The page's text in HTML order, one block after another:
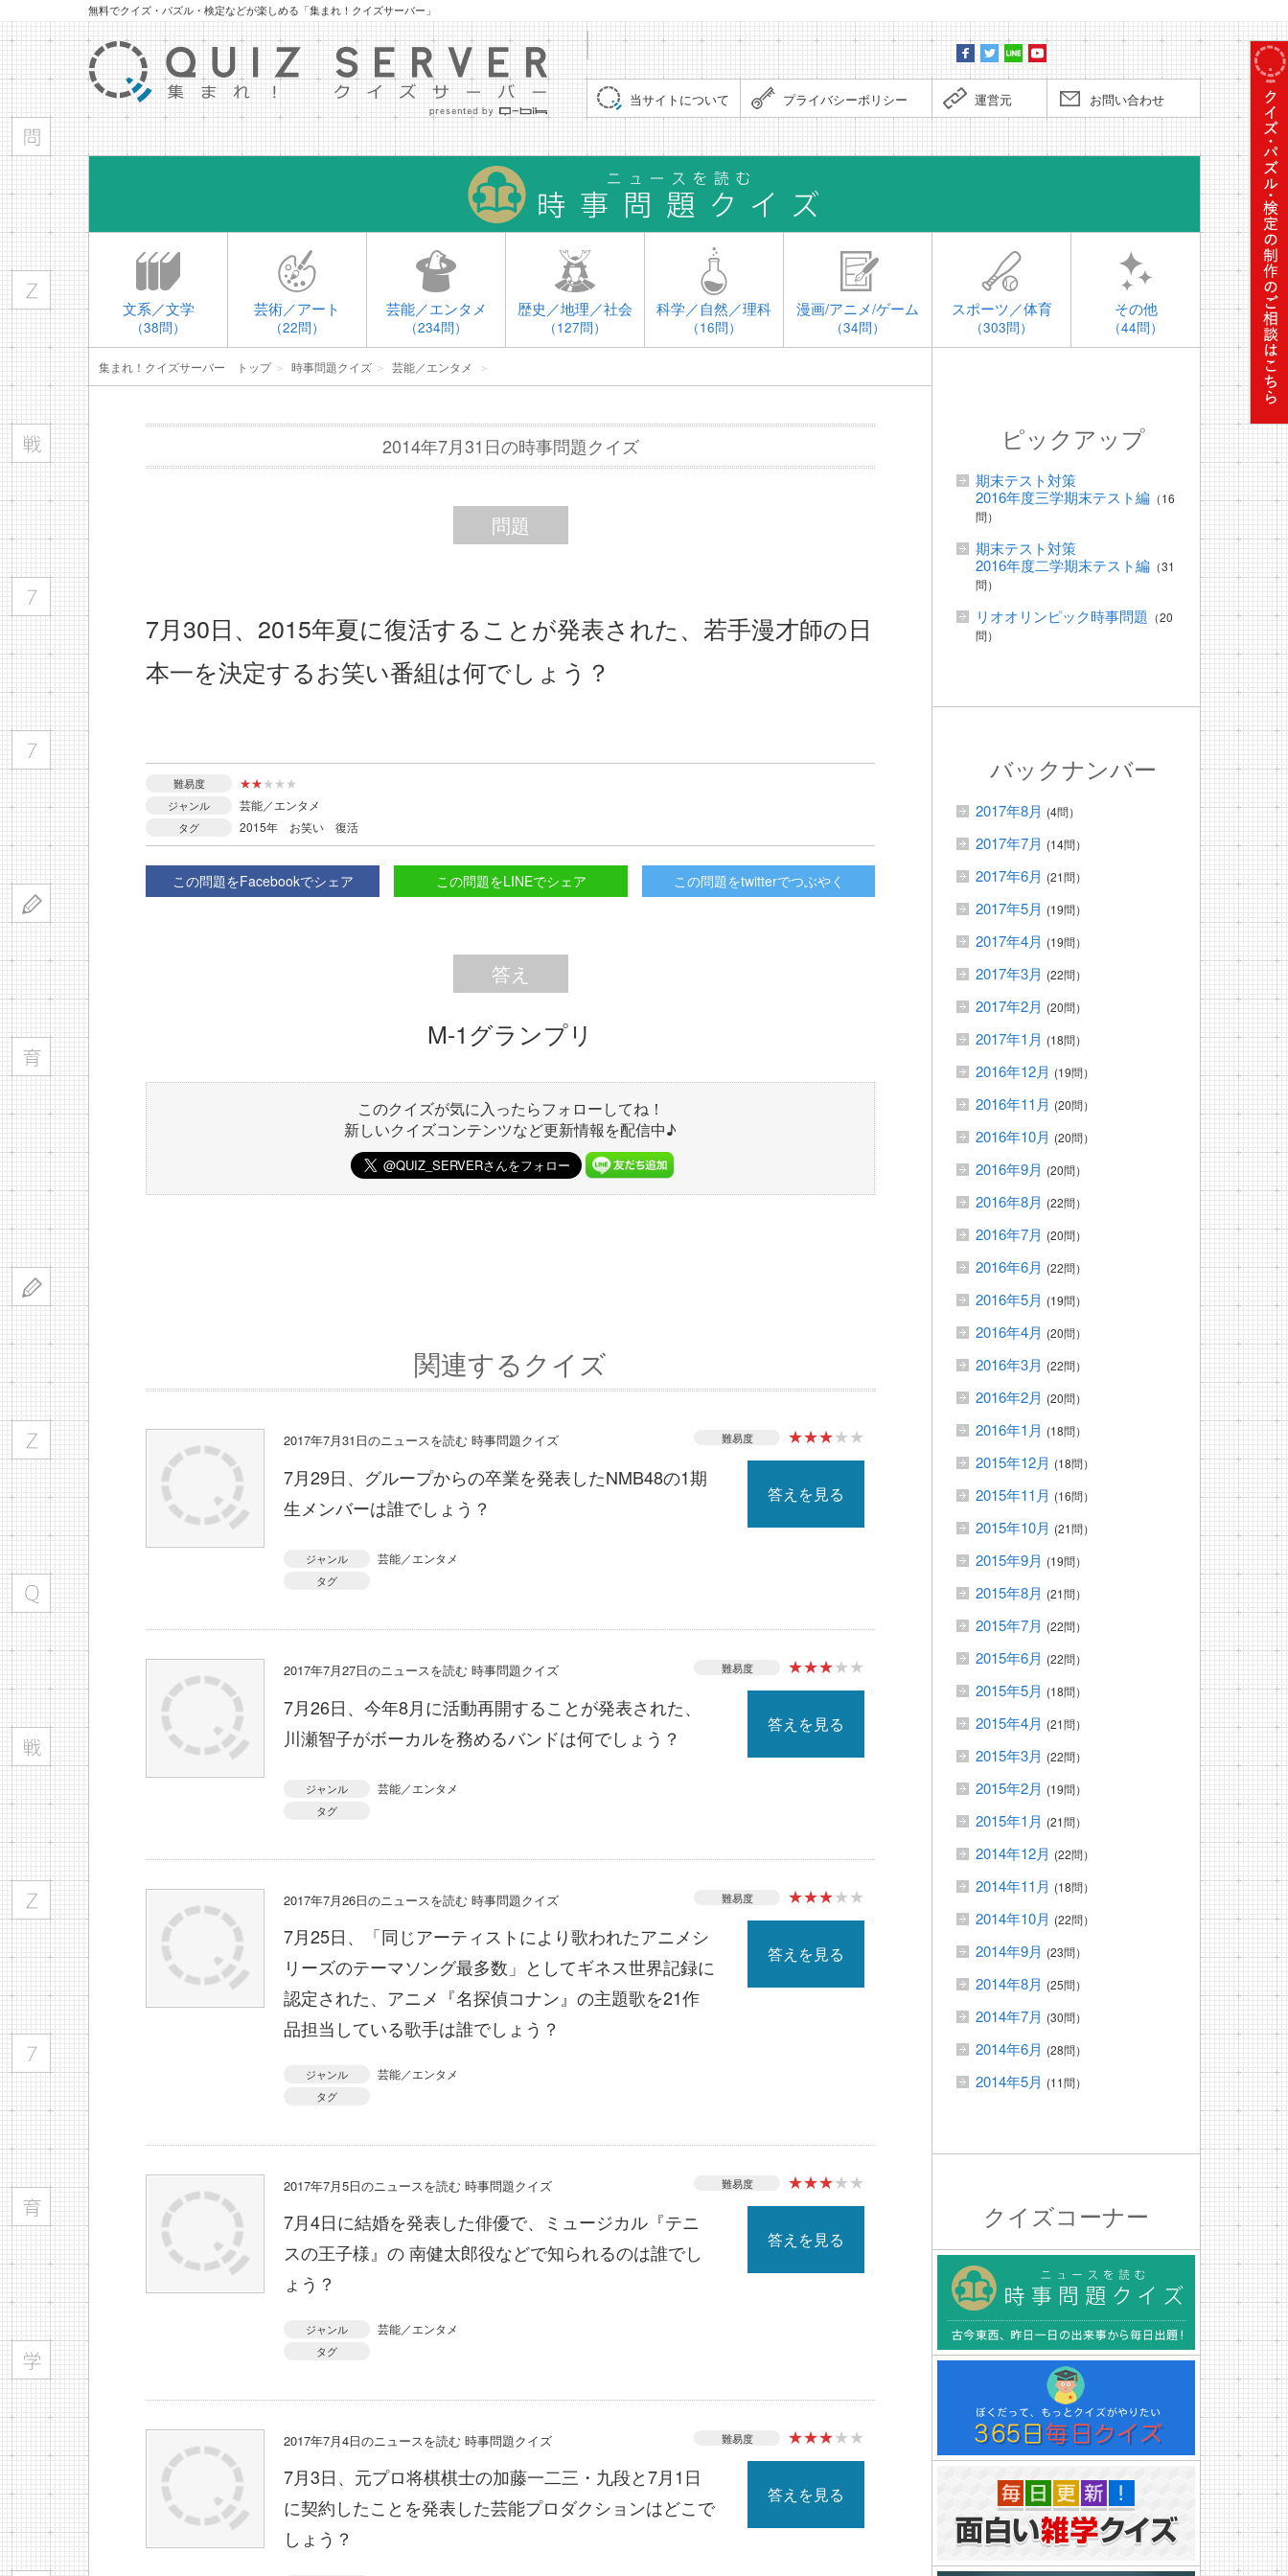
無料でクイズ・パズル・検定などが楽しめる「集まれ！クイズサーバー」
当サイトについて プライバシーポリシー 運営元 お問い合わせ
時事問
文系／文学
（38問）
芸術／アート
（22問）
芸能／エンタメ
（234問）
歴史／地理／社会
（127問）
科学／自然／理科
（16問）
漫画/アニメ/ゲーム
（34問）
スポーツ／体育
（303問）
その他
（44問）
集まれ！クイズサーバー トップ＞ 時事問題クイズ ＞ 芸能／エンタメ ＞
2014年7月31日の時事問題クイズ
問題
7月30日、2015年夏に復活することが発表された、若手漫才師の日
本一を決定するお笑い番組は何でしょう？
難易度 ★★★ ★ ★
ジャンル 芸能／エンタメ
タグ 2015年 お笑い 復活
この問題をFacebookでシェア この問題をLINEでシェア この問題をtwitterでつぶやく
答え
M-1グランプリ
このクイズが気に入ったらフォローしてね！
新しいクイズコンテンツなど更新情報を配信中♪
関連するクイズ
2017年7月31日のニュースを読む 時事問題クイズ 難易度 ★★★★★
7月29日、グループからの卒業を発表したNMB48の1期
生メンバーは誰でしょう？
答えを見る
ジャンル 芸能／エンタメ
タグ
2017年7月27日のニュースを読む 時事問題クイズ 難易度 ★★★★★
7月26日、今年8月に活動再開することが発表された、
川瀬智子がボーカルを務めるバンドは何でしょう？
答えを見る
ジャンル 芸能／エンタメ
タグ
2017年7月26日のニュースを読む 時事問題クイズ 難易度 ★★★★★
7月25日、「同じアーティストにより歌われたアニメシ
リーズのテーマソング最多数」としてギネス世界記録に
認定された、アニメ『名探偵コナン』の主題歌を21作
品担当している歌手は誰でしょう？
答えを見る
ジャンル 芸能／エンタメ
タグ
2017年7月5日のニュースを読む 時事問題クイズ 難易度 ★★★★★
7月4日に結婚を発表した俳優で、ミュージカル『テニ
スの王子様』の 南健太郎役などで知られるのは誰でし
ょう？
答えを見る
ジャンル 芸能／エンタメ
タグ
2017年7月4日のニュースを読む 時事問題クイズ 難易度 ★★★★★
7月3日、元プロ将棋棋士の加藤一二三・九段と7月1日
に契約したことを発表した芸能プロダクションはどこで
しょう？
答えを見る
ピックアップ
期末テスト対策
2016年度三学期末テスト編 （16
問）
期末テスト対策
2016年度二学期末テスト編 （31
問）
リオオリンピック時事問題 （20
問）
バックナンバー
2017年8月 (4問）
2017年7月 (14問）
2017年6月 (21問）
2017年5月 (19問）
2017年4月 (19問）
2017年3月 (22問）
2017年2月 (20問）
2017年1月 (18問）
2016年12月 (19問）
2016年11月 (20問）
2016年10月 (20問）
2016年9月 (20問）
2016年8月 (22問）
2016年7月 (20問）
2016年6月 (22問）
2016年5月 (19問）
2016年4月 (20問）
2016年3月 (22問）
2016年2月 (20問）
2016年1月 (18問）
2015年12月 (18問）
2015年11月 (16問）
2015年10月 (21問）
2015年9月 (19問）
2015年8月 (21問）
2015年7月 (22問）
2015年6月 (22問）
2015年5月 (18問）
2015年4月 (21問）
2015年3月 (22問）
2015年2月 (19問）
2015年1月 (21問）
2014年12月 (22問）
2014年11月 (18問）
2014年10月 (22問）
2014年9月 (23問）
2014年8月 (25問）
2014年7月 (30問）
2014年6月 (28問）
2014年5月 (11問）
クイズコーナー